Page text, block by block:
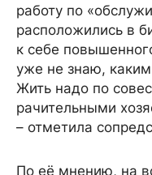
работу по
расположились в
к себе
уже не знаю,
Жить надо по
рачительными
– отметила
По её мнению, на